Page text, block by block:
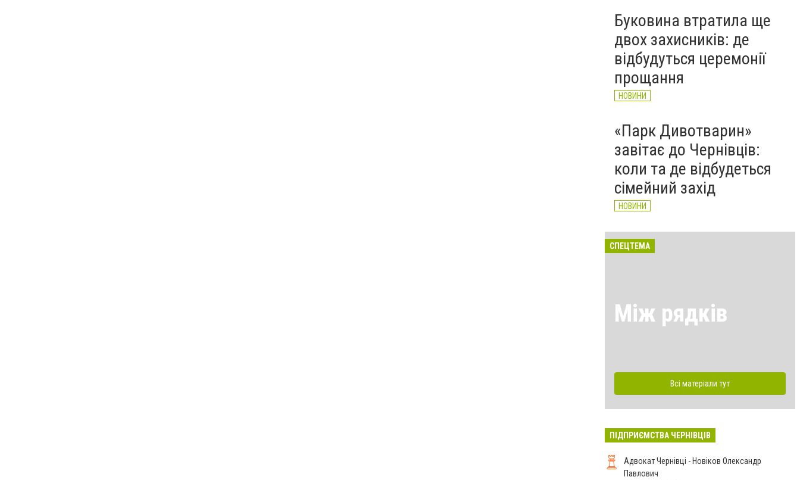
Буковина втратила ще
двох захисників: де
відбудуться церемонії
прощання
НОВИНИ
«Парк Дивотварин»
завітає до Чернівців:
коли та де відбудеться
сімейний захід
НОВИНИ
СПЕЦТЕМА
Між рядків
Всі матеріали тут
ПІДПРИЄМСТВА ЧЕРНІВЦІВ
Адвокат Чернівці - Новіков Олександр
Павлович